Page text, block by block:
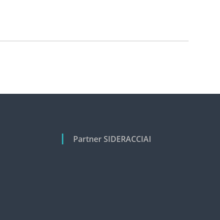
Partner SIDERACCIAI